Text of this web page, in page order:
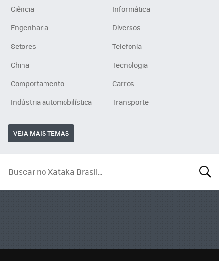
Ciência
Informática
Engenharia
Diversos
Setores
Telefonia
China
Tecnologia
Comportamento
Carros
Indústria automobilística
Transporte
VEJA MAIS TEMAS